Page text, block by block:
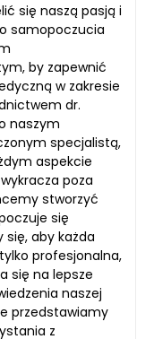
się naszą pasją i
samopoczucia
by zapewnić
w zakresie
dr.
naszym
specjalistą,
aspekcie
poza
stworzyć
się
aby każda
profesjonalna,
się na lepsze
naszej
przedstawiamy
z